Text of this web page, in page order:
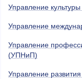
Управление
Управление
Управление
(УПНиП)
Управление